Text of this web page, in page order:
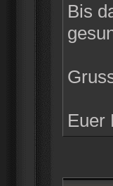
Bis
Euer